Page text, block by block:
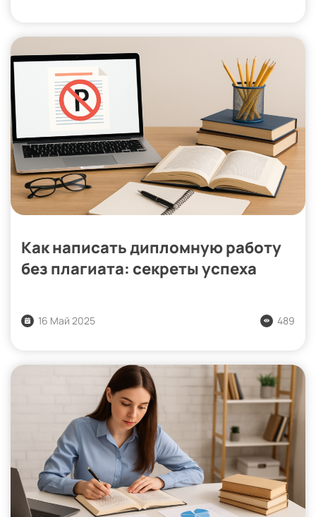
Как написать дипломную работу
без плагиата: секреты успеха
16 Май 2025 489